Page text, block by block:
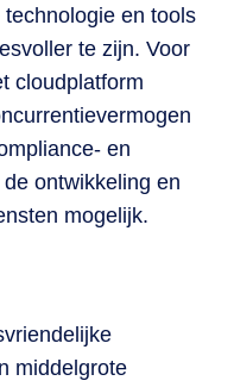
en tools
te zijn. Voor
cloudplatform
en
ontwikkeling en
mogelijk.
middelgrote